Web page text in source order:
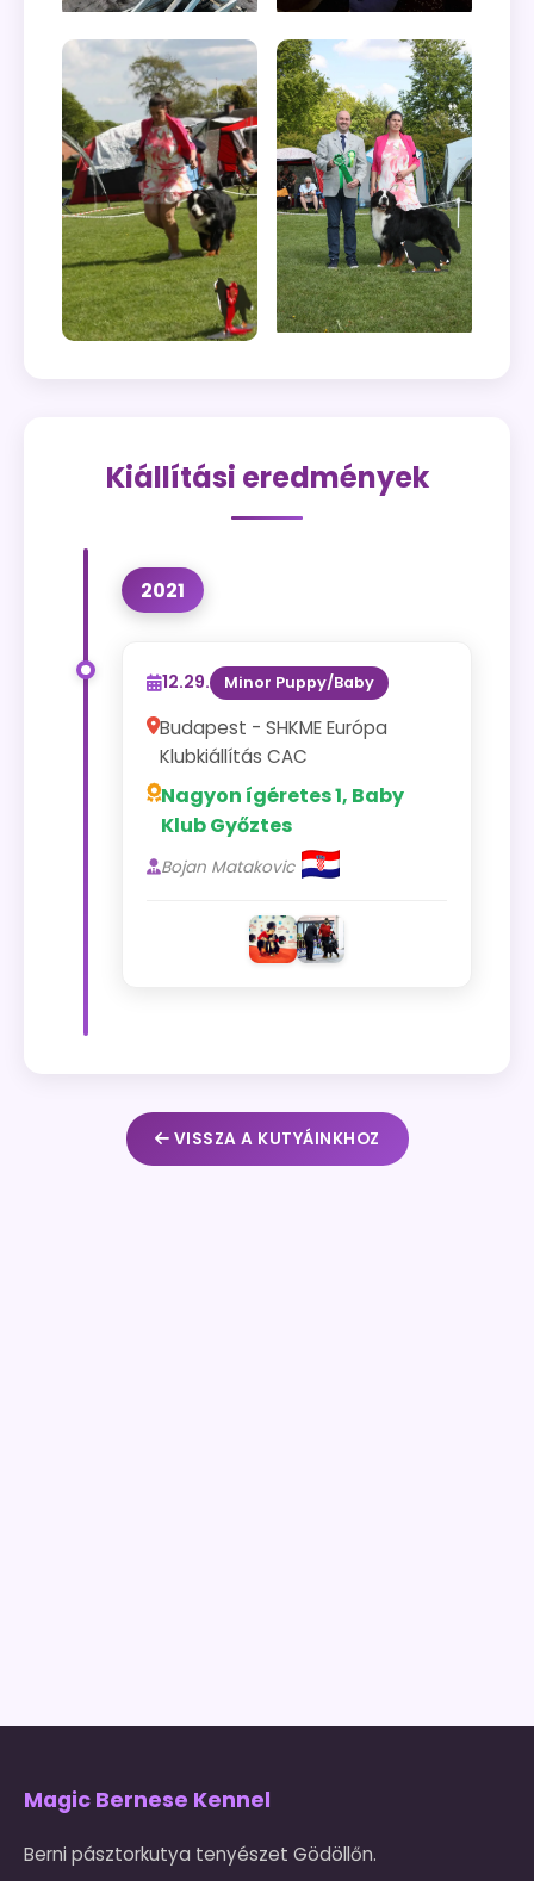
Kiállítási eredmények
2021
12.29. Minor Puppy/Baby
Budapest - SHKME Európa
Klubkiállítás CAC
Nagyon ígéretes 1, Baby
Klub Győztes
Bojan Matakovic
VISSZA A KUTYÁINKHOZ
Magic Bernese Kennel
Berni pásztorkutya tenyészet Gödöllőn.